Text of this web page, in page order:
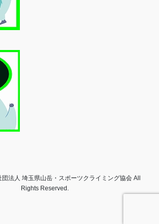
法人 埼玉県山岳・スポーツクライミング協会 All
Rights Reserved.